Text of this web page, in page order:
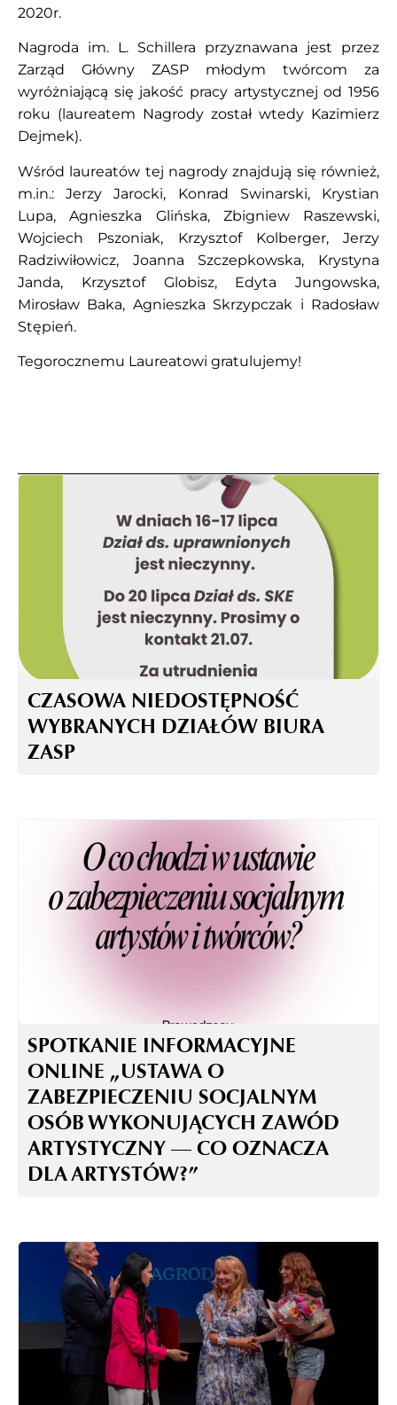
2020r.
Nagroda im. L. Schillera przyznawana jest przez
Zarząd Główny ZASP młodym twórcom za
wyróżniającą się jakość pracy artystycznej od 1956
roku (laureatem Nagrody został wtedy Kazimierz
Dejmek).
Wśród laureatów tej nagrody znajdują się również,
m.in.: Jerzy Jarocki, Konrad Swinarski, Krystian
Lupa, Agnieszka Glińska, Zbigniew Raszewski,
Wojciech Pszoniak, Krzysztof Kolberger, Jerzy
Radziwiłowicz, Joanna Szczepkowska, Krystyna
Janda, Krzysztof Globisz, Edyta Jungowska,
Mirosław Baka, Agnieszka Skrzypczak i Radosław
Stępień.
Tegorocznemu Laureatowi gratulujemy!
CZASOWA NIEDOSTĘPNOŚĆ
WYBRANYCH DZIAŁÓW BIURA
ZASP
SPOTKANIE INFORMACYJNE
ONLINE „USTAWA O
ZABEZPIECZENIU SOCJALNYM
OSÓB WYKONUJĄCYCH ZAWÓD
ARTYSTYCZNY — CO OZNACZA
DLA ARTYSTÓW?”